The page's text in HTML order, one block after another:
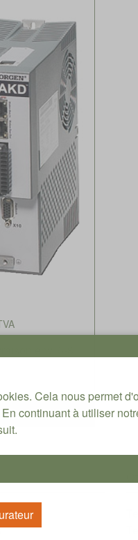
Cela nous permet
continuant à utiliser